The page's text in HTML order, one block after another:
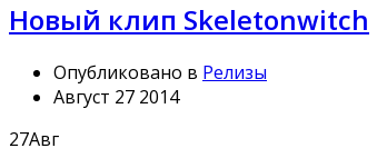
Новый клип Skeletonwitch
Опубликовано в Релизы
Август 27 2014
27Авг